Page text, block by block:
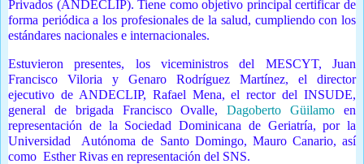
Privados (ANDECLIP). Tiene como objetivo principal certificar de
forma periódica a los profesionales de la salud, cumpliendo con los
estándares nacionales e internacionales.
Estuvieron presentes, los viceministros del MESCYT, Juan
Francisco Viloria y Genaro Rodríguez Martínez, el director
ejecutivo de ANDECLIP, Rafael Mena, el rector del INSUDE,
general de brigada Francisco Ovalle,Dagoberto Güilamo en
representación de la Sociedad Dominicana de Geriatría, por la
Universidad Autónoma de Santo Domingo, Mauro Canario, así
como Esther Rivas en representación del SNS.